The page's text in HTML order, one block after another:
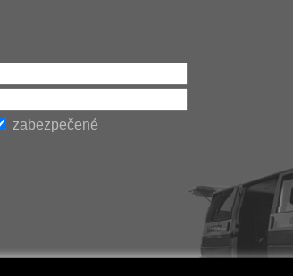
zabezpečené